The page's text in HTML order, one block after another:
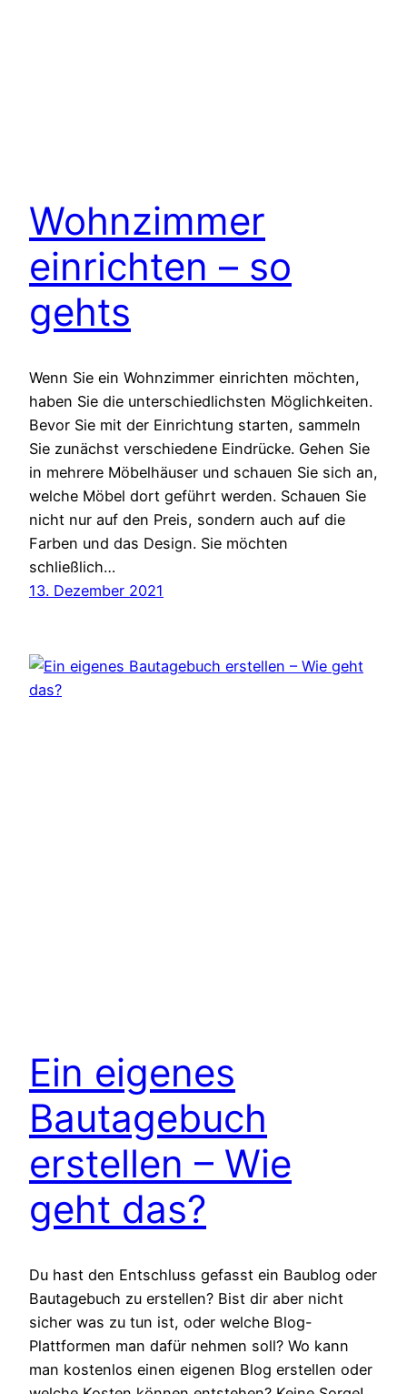
Wohnzimmer
einrichten – so
gehts
Wenn Sie ein Wohnzimmer einrichten möchten,
haben Sie die unterschiedlichsten Möglichkeiten.
Bevor Sie mit der Einrichtung starten, sammeln
Sie zunächst verschiedene Eindrücke. Gehen Sie
in mehrere Möbelhäuser und schauen Sie sich an,
welche Möbel dort geführt werden. Schauen Sie
nicht nur auf den Preis, sondern auch auf die
Farben und das Design. Sie möchten
schließlich…
13. Dezember 2021
Ein eigenes
Bautagebuch
erstellen – Wie
geht das?
Du hast den Entschluss gefasst ein Baublog oder
Bautagebuch zu erstellen? Bist dir aber nicht
sicher was zu tun ist, oder welche Blog-
Plattformen man dafür nehmen soll? Wo kann
man kostenlos einen eigenen Blog erstellen oder